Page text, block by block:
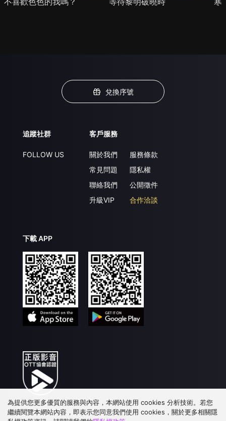
兌換序號
追蹤社群
FOLLOW US
客戶服務
關於我們
常見問題
聯絡我們
升級VIP
服務條款
隱私權
公開徵件
合作洽談
下載 APP
為提供您更多優質的服務與內容，本網站使用 cookies 分析技術。若您
繼續閱覽本網站內容，即表示您同意我們使用 cookies，關於更多相關隱